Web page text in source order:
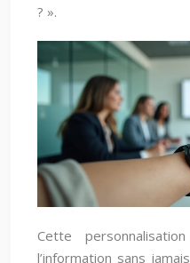
? ».
Cette
l’information sans